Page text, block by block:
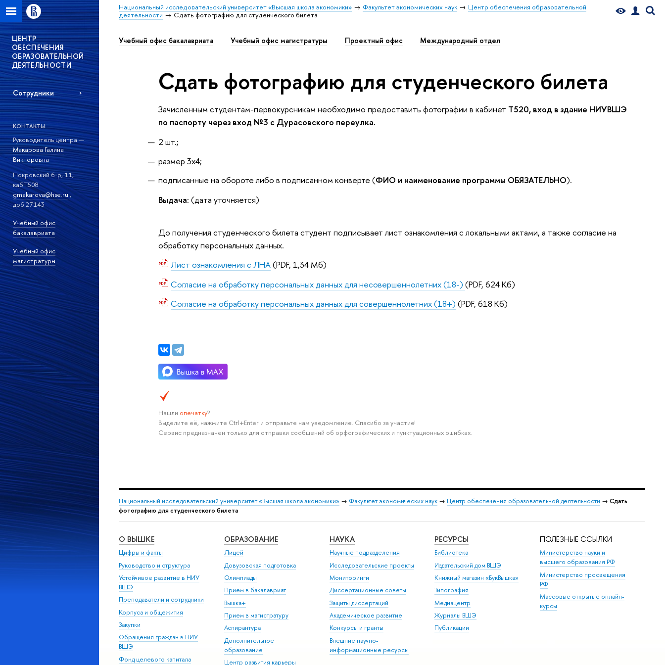
Национальный исследовательский университет «Высшая школа экономики» Факультет экономических наук
Центр обеспечения образовательной
деятельности
Сдать фотографию для студенческого билета
ЦЕНТР
ОБЕСПЕЧЕНИЯ
ОБРАЗОВАТЕЛЬНОЙ
ДЕЯТЕЛЬНОСТИ
Сотрудники
КОНТАКТЫ:
Руководитель центра —
Макарова Галина
Викторовна
Покровский б-р, 11,
каб.Т508
gmakarova@hse.ru ,
доб.27143
Учебный офис
бакалавриата
Учебный офис
магистратуры
Учебный офис бакалавриата Учебный офис магистратуры Проектный офис Международный отдел
Сдать фотографию для студенческого билета
Зачисленным студентам-первокурсникам необходимо предоставить фотографии в кабинет Т520, вход в здание НИУВШЭ
по паспорту через вход №3 с Дурасовского переулка.
2 шт.;
размер 3х4;
подписанные на обороте либо в подписанном конверте (ФИО и наименование программы ОБЯЗАТЕЛЬНО).
Выдача: (дата уточняется)
До получения студенческого билета студент подписывает лист ознакомления с локальными актами, а также согласие на
обработку персональных данных.
Лист ознакомления с ЛНА(PDF, 1,34 Мб)
Согласие на обработку персональных данных для несовершеннолетних (18-) (PDF, 624 Кб)
Согласие на обработку персональных данных для совершеннолетних (18+) (PDF, 618 Кб)
Нашли опечатку?
Выделите её, нажмите Ctrl+Enter и отправьте нам уведомление. Спасибо за участие!
Сервис предназначен только для отправки сообщений об орфографических и пунктуационных ошибках.
Национальный исследовательский университет «Высшая школа экономики» → Факультет экономических наук → Центр обеспечения образовательной деятельности → Сдать
фотографию для студенческого билета
О ВЫШКЕ
Цифры и факты
Руководство и структура
Устойчивое развитие в НИУ
ВШЭ
Преподаватели и сотрудники
Корпуса и общежития
Закупки
Обращения граждан в НИУ
ВШЭ
Фонд целевого капитала
ОБРАЗОВАНИЕ
Лицей
Довузовская подготовка
Олимпиады
Прием в бакалавриат
Вышка+
Прием в магистратуру
Аспирантура
Дополнительное
образование
Центр развития карьеры
НАУКА
Научные подразделения
Исследовательские проекты
Мониторинги
Диссертационные советы
Защиты диссертаций
Академическое развитие
Конкурсы и гранты
Внешние научно-
информационные ресурсы
РЕСУРСЫ
Библиотека
Издательский дом ВШЭ
Книжный магазин «БукВышка»
Типография
Медиацентр
Журналы ВШЭ
Публикации
ПОЛЕЗНЫЕ ССЫЛКИ
Министерство науки и
высшего образования РФ
Министерство просвещения
РФ
Массовые открытые онлайн-
курсы